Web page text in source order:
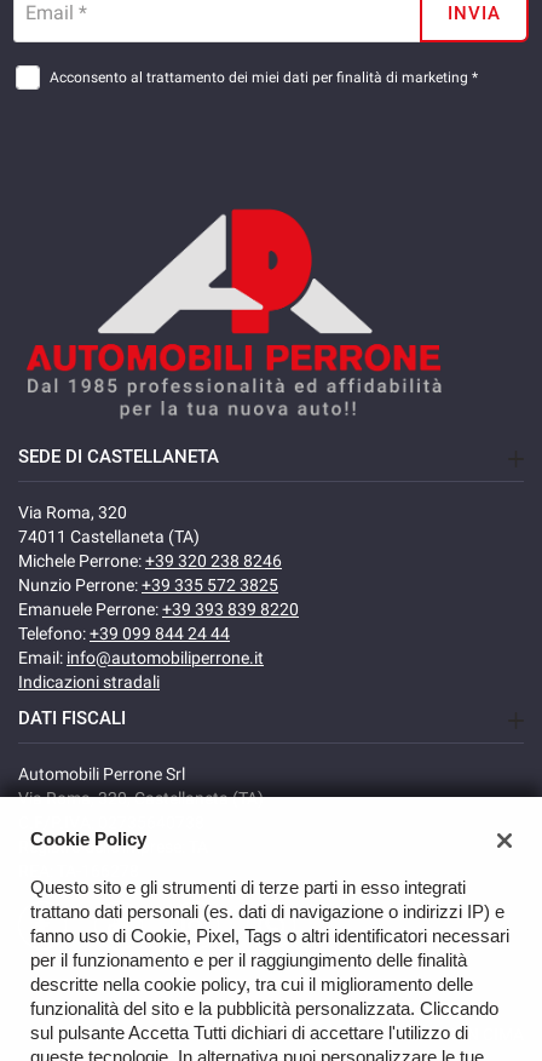
Email * INVIA
Acconsento al trattamento dei miei dati per finalità di marketing *
SEDE DI CASTELLANETA
Via Roma, 320
74011 Castellaneta (TA)
Michele Perrone:+39 320 238 8246
Nunzio Perrone:+39 335 572 3825
Emanuele Perrone:+39 393 839 8220
Telefono:+39 099 844 24 44
Email: info@automobiliperrone.it
Indicazioni stradali
DATI FISCALI
Automobili Perrone Srl
Via Roma, 320, Castellaneta (TA)
Registro delle imprese: TA
TORNA IN CIMA
Cookie Policy
Questo sito e gli strumenti di terze parti in esso integrati
trattano dati personali (es. dati di navigazione o indirizzi IP) e
fanno uso di Cookie, Pixel, Tags o altri identificatori necessari
per il funzionamento e per il raggiungimento delle finalità
descritte nella cookie policy, tra cui il miglioramento delle
funzionalità del sito e la pubblicità personalizzata. Cliccando
sul pulsante Accetta Tutti dichiari di accettare l'utilizzo di
queste tecnologie. In alternativa puoi personalizzare le tue